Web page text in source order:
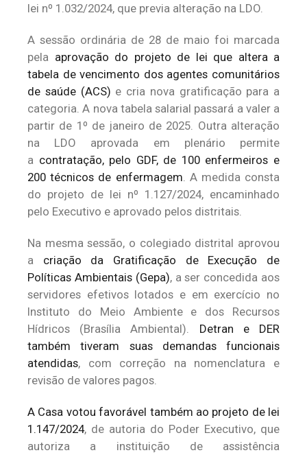
lei nº 1.032/2024, que previa alteração na LDO.
A sessão ordinária de 28 de maio foi marcada
pela aprovação do projeto de lei que altera a
tabela de vencimento dos agentes comunitários
de saúde (ACS) e cria nova gratificação para a
categoria. A nova tabela salarial passará a valer a
partir de 1º de janeiro de 2025. Outra alteração
na LDO aprovada em plenário permite
a contratação, pelo GDF, de 100 enfermeiros e
200 técnicos de enfermagem . A medida consta
do projeto de lei nº 1.127/2024, encaminhado
pelo Executivo e aprovado pelos distritais.
Na mesma sessão, o colegiado distrital aprovou
a criação da Gratificação de Execução de
Políticas Ambientais (Gepa), a ser concedida aos
servidores efetivos lotados e em exercício no
Instituto do Meio Ambiente e dos Recursos
Hídricos (Brasília Ambiental). Detran e DER
também tiveram suas demandas funcionais
atendidas, com correção na nomenclatura e
revisão de valores pagos.
A Casa votou favorável também ao projeto de lei
1.147/2024, de autoria do Poder Executivo, que
autoriza a instituição de assistência